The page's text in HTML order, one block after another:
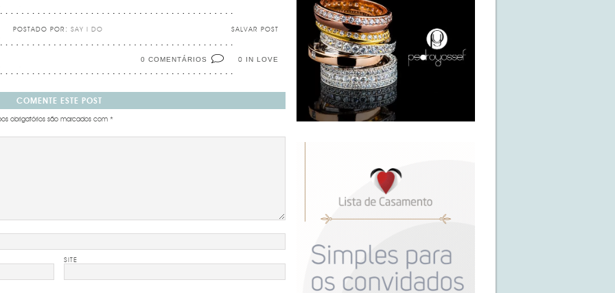
SALVAR POST
POSTADO POR: SAY I DO
0 IN LOVE
0 COMENTÁRIOS
COMENTE ESTE POST
obrigatórios são marcados com *
SITE